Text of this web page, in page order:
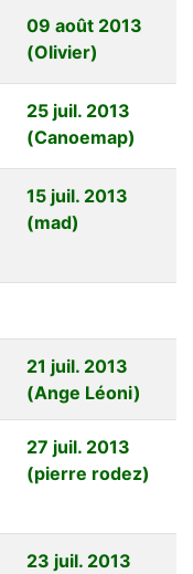
09 août 2013
(Olivier)
25 juil. 2013
(Canoemap)
15 juil. 2013
(mad)
21 juil. 2013
(Ange Léoni)
27 juil. 2013
(pierre rodez)
23 juil. 2013